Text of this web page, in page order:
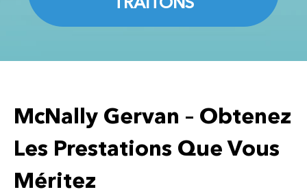
TRAITONS
McNally Gervan – Obtenez
Les Prestations Que Vous
Méritez